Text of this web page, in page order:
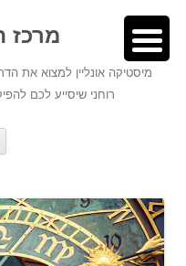
לתוכן
מרכז
מיסטיקה אונליין למצוא את
רוחני שיסייע לכם